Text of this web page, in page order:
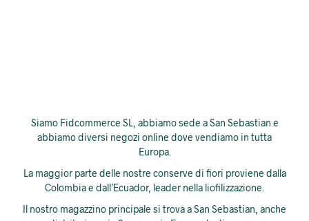
Siamo Fidcommerce SL, abbiamo sede a San Sebastian e
abbiamo diversi negozi online dove vendiamo in tutta
Europa.
La maggior parte delle nostre conserve di fiori proviene dalla
Colombia e dall’Ecuador, leader nella liofilizzazione.
Il nostro magazzino principale si trova a San Sebastian, anche